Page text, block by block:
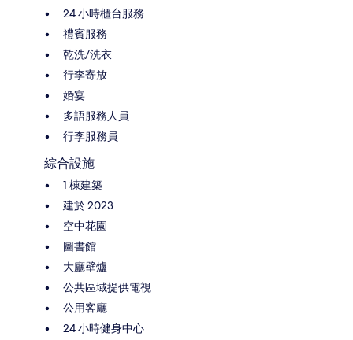
24 小時櫃台服務
禮賓服務
乾洗/洗衣
行李寄放
婚宴
多語服務人員
行李服務員
綜合設施
1 棟建築
建於 2023
空中花園
圖書館
大廳壁爐
公共區域提供電視
公用客廳
24 小時健身中心